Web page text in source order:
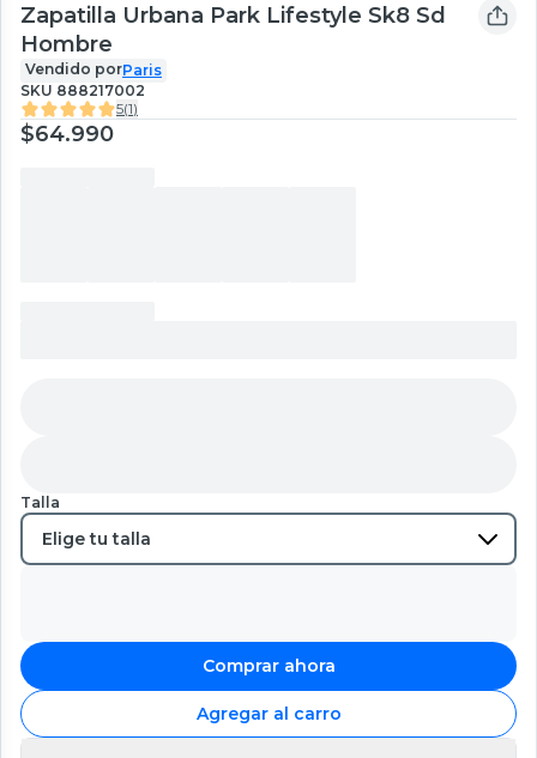
Zapatilla Urbana Park Lifestyle Sk8 Sd
Hombre
Vendido porParis
SKU 888217002
5(1)
$64.990
Talla
Comprar ahora
Agregar al carro